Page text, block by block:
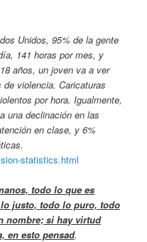
Unidos, 95% de la gente
141 horas por mes, y
años, un joven va a ver
violencia. Caricaturas
por hora. Igualmente,
una declinación en las
en clase, y 6%
statistics.html
todo lo que es
justo, todo lo puro, todo
nombre; si hay virtud
en esto pensad.